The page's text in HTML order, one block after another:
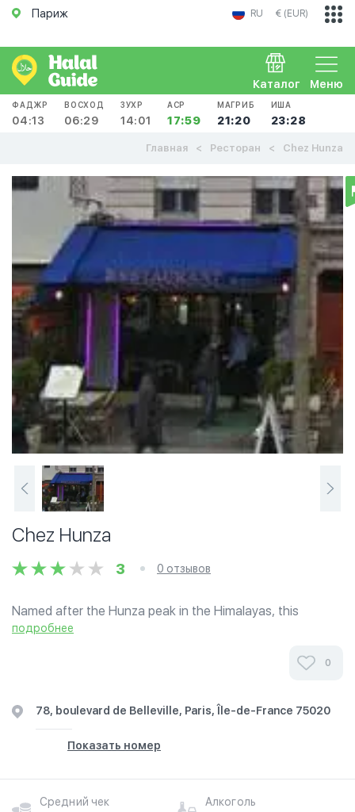
Париж RU € (EUR)
Меню
Каталог
ФАДЖР
04:13
ВОСХОД
06:29
ЗУХР
14:01
АСР
17:59
МАГРИБ
21:20
ИША
23:28
Главная Ресторан Chez Hunza
Chez Hunza
3 0 отзывов
Named after the Hunza peak in the Himalayas, this
restaurant serves food from the north of both India and
подробнее
0
78, boulevard de Belleville, Paris, Île-de-France 75020
Показать номер
Средний чек
Алкоголь